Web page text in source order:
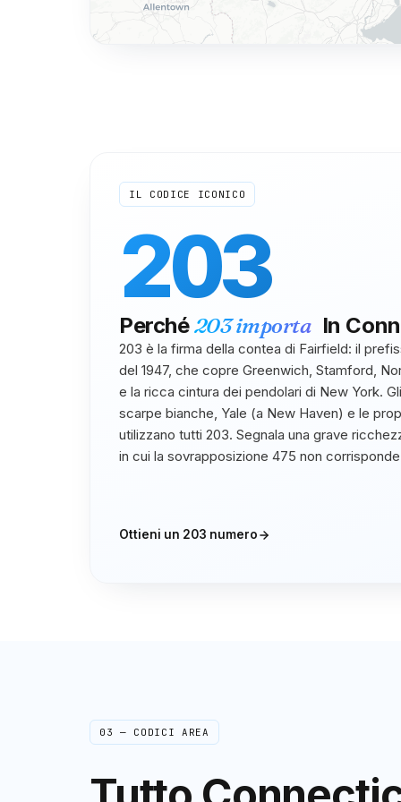
IL CODICE ICONICO
203
Perché203importa In
203 è la firma della contea di Fairfield: il
del 1947, che copre Greenwich, Stamford,
e la ricca cintura dei pendolari di New York.
scarpe bianche, Yale (a New Haven) e le
utilizzano tutti 203. Segnala una grave
in cui la sovrapposizione 475 non
Ottieni un 203 numero
03 — CODICI AREA